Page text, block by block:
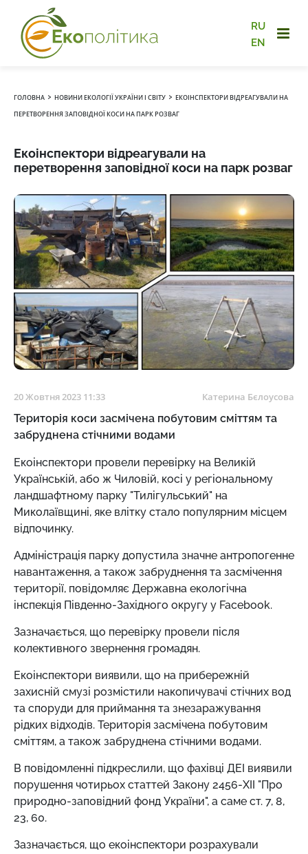
RU
EN
ГОЛОВНА › НОВИНИ ЕКОЛОГІЇ УКРАЇНИ І СВІТУ › ЕКОІНСПЕКТОРИ ВІДРЕАГУВАЛИ НА
ПЕРЕТВОРЕННЯ ЗАПОВІДНОЇ КОСИ НА ПАРК РОЗВАГ
Екоінспектори відреагували на
перетворення заповідної коси на парк розваг
20 Жовтня 2023 11:33 Катерина Бєлоусова
Територія коси засмічена побутовим сміттям та
забруднена стічними водами
Екоінспектори провели перевірку на Великій
Українській, або ж Чиловій, косі у регіональному
ландшафтному парку "Тилігульський" на
Миколаївщині, яке влітку стало популярним місцем
відпочинку.
Адміністрація парку допустила значне антропогенне
навантаження, а також забруднення та засмічення
території, повідомляє Державна екологічна
інспекція Південно-Західного округу у Facebook.
Зазначається, що перевірку провели після
колективного звернення громадян.
Екоінспектори виявили, що на прибережній
захисній смузі розмістили накопичувачі стічних вод
та споруди для приймання та знезаражування
рідких відходів. Територія засмічена побутовим
сміттям, а також забруднена стічними водами.
В повідомленні підкреслили, що фахівці ДЕІ виявили
порушення чотирьох статтей Закону 2456-XII "Про
природно-заповідний фонд України", а саме ст. 7, 8,
23, 60.
Зазначається, що екоінспектори розрахували